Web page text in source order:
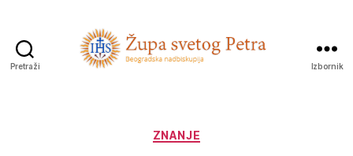
Pretraži Izbornik
Kategorije
ZNANJE